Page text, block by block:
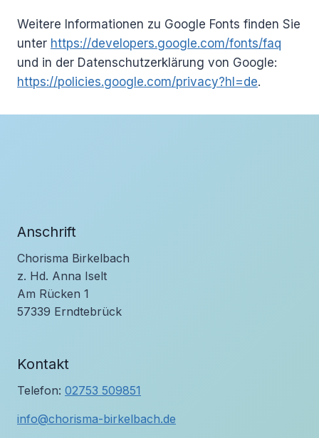
Weitere Informationen zu Google Fonts finden Sie
unter https://developers.google.com/fonts/faq
und in der Datenschutzerklärung von Google:
https://policies.google.com/privacy?hl=de.
Anschrift
Chorisma Birkelbach
z. Hd. Anna Iselt
Am Rücken 1
57339 Erndtebrück
Kontakt
Telefon: 02753 509851
info@chorisma-birkelbach.de